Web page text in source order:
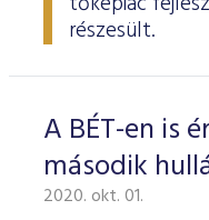
részesült.
A BÉT-en is
második
2020. okt. 01.